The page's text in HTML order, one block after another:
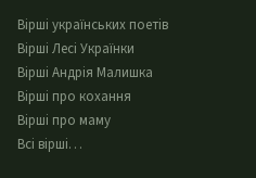
Вірші українських поетів
Вірші Лесі Українки
Вірші Андрія Малишка
Вірші про кохання
Вірші про маму
Всі вірші…